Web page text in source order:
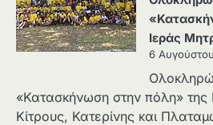
Ιεράς
6
«Κατασκήνωση στην πόλη»
Κίτρους, Κατερίνης και